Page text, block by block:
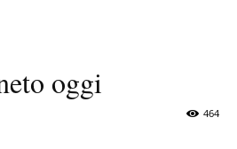
oggi
464